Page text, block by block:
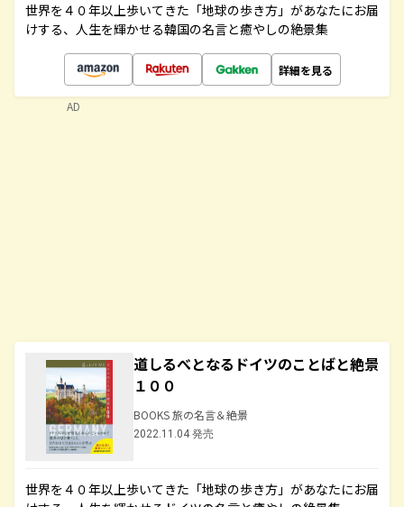
世界を４０年以上歩いてきた「地球の歩き方」があなたにお届
けする、人生を輝かせる韓国の名言と癒やしの絶景集
詳細を見る
道しるべとなるドイツのことばと絶景
１００
BOOKS 旅の名言＆絶景
2022.11.04 発売
世界を４０年以上歩いてきた「地球の歩き方」があなたにお届
AD